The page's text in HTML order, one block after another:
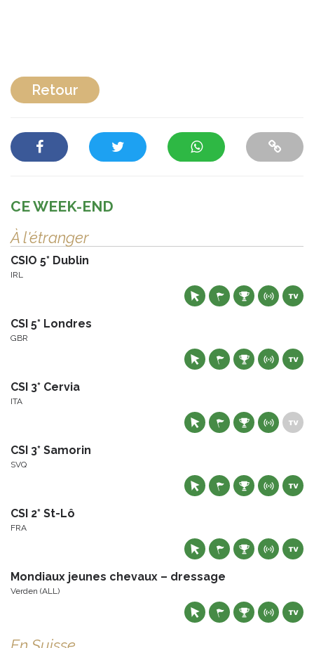
Retour
CE WEEK-END
À l'étranger
CSIO 5* Dublin
IRL
CSI 5* Londres
GBR
CSI 3* Cervia
ITA
CSI 3* Samorin
SVQ
CSI 2* St-Lô
FRA
Mondiaux jeunes chevaux – dressage
Verden (ALL)